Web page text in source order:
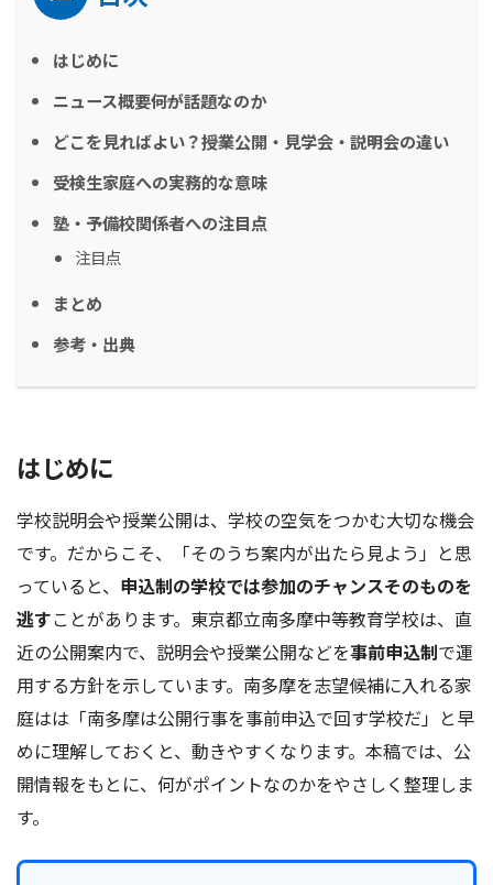
はじめに
ニュース概要――何が話題なのか
どこを見ればよい？――授業公開・見学会・説明会の違い
受検生家庭への実務的な意味
塾・予備校関係者への注目点
注目点
まとめ
参考・出典
はじめに
学校説明会や授業公開は、学校の空気をつかむ大切な機会
です。だからこそ、「そのうち案内が出たら見よう」と思
っていると、 申込制の学校では参加のチャンスそのものを
逃すことがあります。東京都立南多摩中等教育学校は、直
近の公開案内で、説明会や授業公開などを事前申込制で運
用する方針を示しています。南多摩を志望候補に入れる家
庭はは「南多摩は公開行事を事前申込で回す学校だ」と早
めに理解しておくと、動きやすくなります。本稿では、公
開情報をもとに、何がポイントなのかをやさしく整理しま
す。